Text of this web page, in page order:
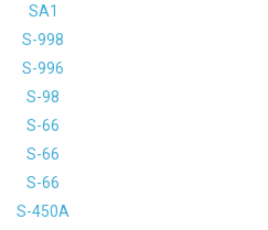
SA1
S-998
S-996
S-98
S-66
S-66
S-66
S-450A